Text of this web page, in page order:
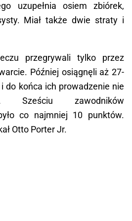
uzupełnia osiem zbiórek,
Miał także dwie straty i
przegrywali tylko przez
Później osiągnęli aż 27-
do końca ich prowadzenie nie
Sześciu zawodników
co najmniej 10 punktów.
Otto Porter Jr.